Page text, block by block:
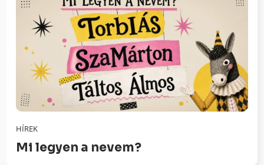
HÍREK
Mi legyen a nevem?